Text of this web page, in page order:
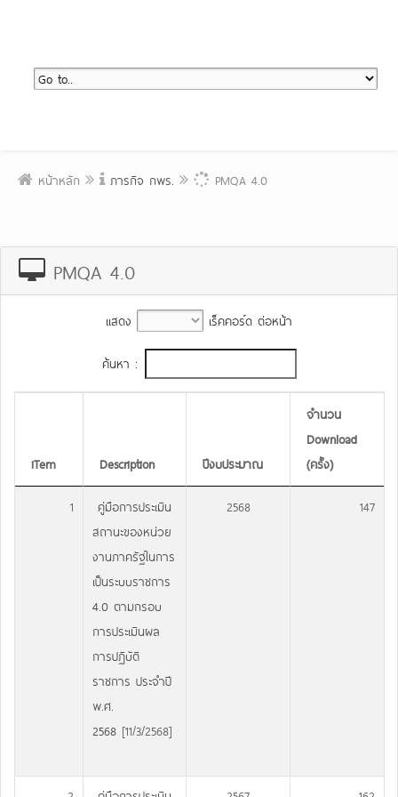
หน้าหลัก ภารกิจ กพร. PMQA 4.0
PMQA 4.0
แสดง เร็คคอร์ด ต่อหน้า
ค้นหา :
iTem Description ปีงบประมาณ
จำนวน
Download
(ครั้ง)
1
คู่มือการประเมิน
สถานะของหน่วย
งานภาครัฐในการ
เป็นระบบราชการ
4.0 ตามกรอบ
การประเมินผล
การปฏิบัติ
ราชการ ประจำปี
พ.ศ.
2568 [11/3/2568]
2568 147